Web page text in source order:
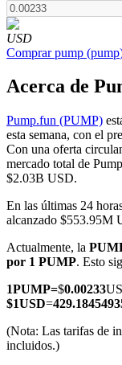
Futuros COIN-
Futuros de
TradFi
Derivados de
primas
USD
Comprar pump (pump
Acerca de
Pump.fun (PUMP)
esta semana, con el
Con una oferta
mercado total de
$2.03B USD.
En las últimas 24
alcanzado $553.95M
Actualmente, la
por 1 PUMP. Esto
1PUMP=$0.00233
$1USD=
(Nota: Las tarifas de
incluidos.)